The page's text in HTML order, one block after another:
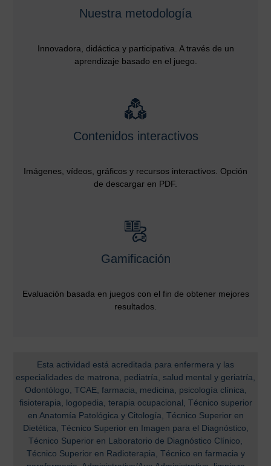
Nuestra metodología
Innovadora, didáctica y participativa. A través de un
aprendizaje basado en el juego.
Contenidos interactivos
Imágenes, vídeos, gráficos y recursos interactivos. Opción
de descargar en PDF.
Gamificación
Evaluación basada en juegos con el fin de obtener mejores
resultados.
Esta actividad está acreditada para enfermera y las
especialidades de matrona, pediatría, salud mental y geriatría,
Odontólogo, TCAE, farmacia, medicina, psicología clínica,
fisioterapia, logopedia, terapia ocupacional, Técnico superior
en Anatomía Patológica y Citología, Técnico Superior en
Dietética, Técnico Superior en Imagen para el Diagnóstico,
Técnico Superior en Laboratorio de Diagnóstico Clínico,
Técnico Superior en Radioterapia, Técnico en farmacia y